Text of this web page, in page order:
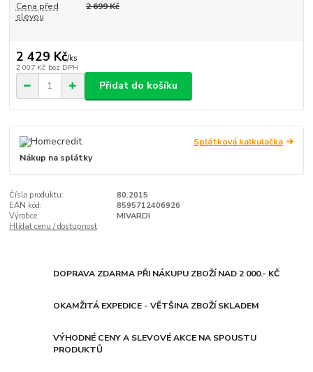
Cena před
slevou
2 699 Kč
2 429 Kč/ks
2 007 Kč bez DPH
Přidat do košíku
Splátková kalkulačka
Nákup na splátky
Číslo produktu:
80.2015
EAN kód:
8595712406926
Výrobce:
MIVARDI
Hlídat cenu / dostupnost
DOPRAVA ZDARMA PŘI NÁKUPU ZBOŽÍ NAD 2 000.- KČ
OKAMŽITÁ EXPEDICE - VĚTŠINA ZBOŽÍ SKLADEM
VÝHODNÉ CENY A SLEVOVÉ AKCE NA SPOUSTU
PRODUKTŮ